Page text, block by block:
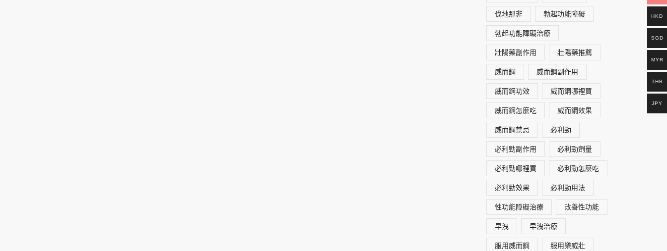
伐地那非 勃起功能障礙
勃起功能障礙治療
壯陽藥副作用 壯陽藥推薦
威而鋼 威而鋼副作用
威而鋼功效 威而鋼哪裡買
威而鋼怎麼吃 威而鋼效果
威而鋼禁忌 必利勁
必利勁副作用 必利勁劑量
必利勁哪裡買 必利勁怎麼吃
必利勁效果 必利勁用法
性功能障礙治療 改善性功能
早洩 早洩治療
服用威而鋼 服用樂威壯
HKD
SGD
MYR
THB
JPY